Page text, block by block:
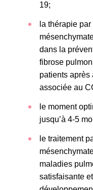
19;
la thérapie
dans la
fibrose
patients après
associée au
le moment
jusqu’à 4-5
le traitement
maladies
satisfaisante